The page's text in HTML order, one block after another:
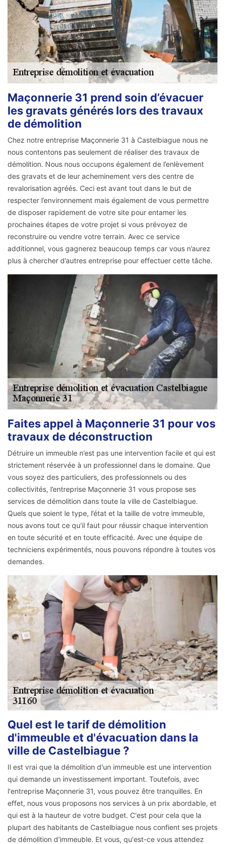
Maçonnerie 31 prend soin d’évacuer
les gravats générés lors des travaux
de démolition
Chez notre entreprise Maçonnerie 31 à Castelbiague nous ne
nous contentons pas seulement de réaliser des travaux de
démolition. Nous nous occupons également de l’enlèvement
des gravats et de leur acheminement vers des centre de
revalorisation agréés. Ceci est avant tout dans le but de
respecter l’environnement mais également de vous permettre
de disposer rapidement de votre site pour entamer les
prochaines étapes de votre projet si vous prévoyez de
reconstruire ou vendre votre terrain. Avec ce service
additionnel, vous gagnerez beaucoup temps car vous n’aurez
plus à chercher d’autres entreprise pour effectuer cette tâche.
Faites appel à Maçonnerie 31 pour vos
travaux de déconstruction
Détruire un immeuble n’est pas une intervention facile et qui est
strictement réservée à un professionnel dans le domaine. Que
vous soyez des particuliers, des professionnels ou des
collectivités, l’entreprise Maçonnerie 31 vous propose ses
services de démolition dans toute la ville de Castelbiague.
Quels que soient le type, l’état et la taille de votre immeuble,
nous avons tout ce qu’il faut pour réussir chaque intervention
en toute sécurité et en toute efficacité. Avec une équipe de
techniciens expérimentés, nous pouvons répondre à toutes vos
demandes.
Quel est le tarif de démolition
d'immeuble et d'évacuation dans la
ville de Castelbiague ?
Il est vrai que la démolition d'un immeuble est une intervention
qui demande un investissement important. Toutefois, avec
l'entreprise Maçonnerie 31, vous pouvez être tranquilles. En
effet, nous vous proposons nos services à un prix abordable, et
qui est à la hauteur de votre budget. C'est pour cela que la
plupart des habitants de Castelbiague nous confient ses projets
de démolition d'immeuble. Et vous, qu'est-ce vous attendez